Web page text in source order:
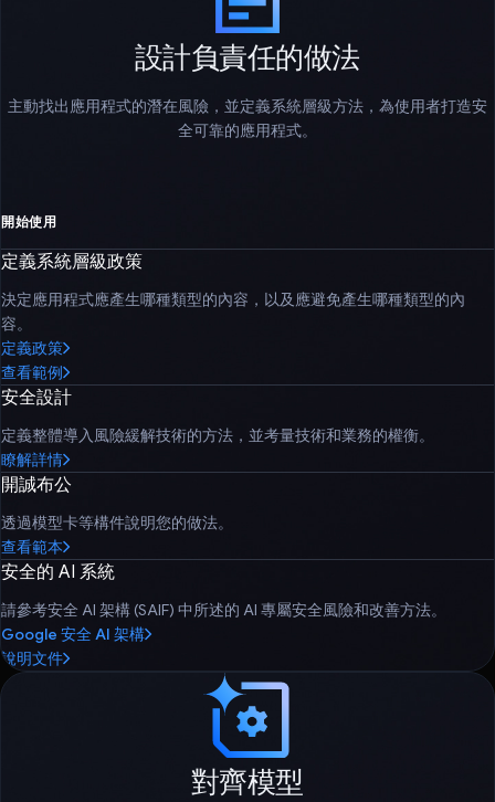
設計負責任的做法
主動找出應用程式的潛在風險，並定義系統層級方法，為使用者打造安
全可靠的應用程式。
開始使用
定義系統層級政策
決定應用程式應產生哪種類型的內容，以及應避免產生哪種類型的內
容。
定義政策
查看範例
安全設計
定義整體導入風險緩解技術的方法，並考量技術和業務的權衡。
瞭解詳情
開誠布公
透過模型卡等構件說明您的做法。
查看範本
安全的 AI 系統
請參考安全 AI 架構 (SAIF) 中所述的 AI 專屬安全風險和改善方法。
Google 安全 AI 架構
說明文件
對齊模型